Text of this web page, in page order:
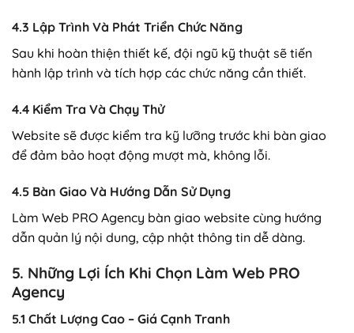
4.3 Lập Trình Và Phát Triển Chức Năng
Sau khi hoàn thiện thiết kế, đội ngũ kỹ thuật sẽ tiến
hành lập trình và tích hợp các chức năng cần thiết.
4.4 Kiểm Tra Và Chạy Thử
Website sẽ được kiểm tra kỹ lưỡng trước khi bàn giao
để đảm bảo hoạt động mượt mà, không lỗi.
4.5 Bàn Giao Và Hướng Dẫn Sử Dụng
Làm Web PRO Agency bàn giao website cùng hướng
dẫn quản lý nội dung, cập nhật thông tin dễ dàng.
5. Những Lợi Ích Khi Chọn Làm Web PRO
Agency
5.1 Chất Lượng Cao – Giá Cạnh Tranh